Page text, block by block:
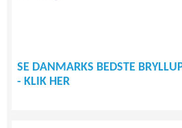
SE DANMARKS BEDSTE
- KLIK HER